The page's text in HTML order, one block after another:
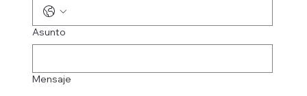
Asunto
Mensaje